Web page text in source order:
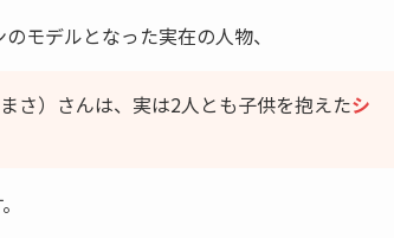
モデルとなった実在の人物、
さ）さんは、実は2人とも子供を抱えたシ